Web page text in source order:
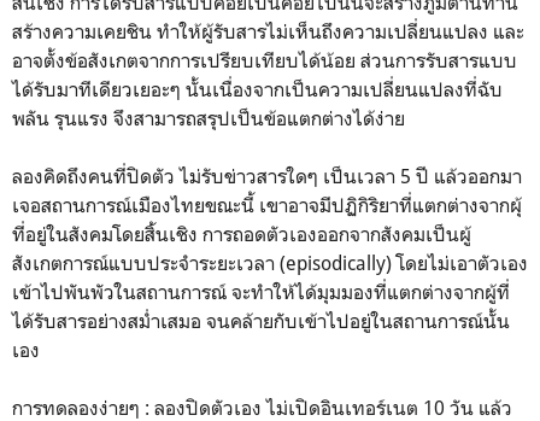
สร้างความเคยชิน ทำให้ผู้รับสารไม่เห็นถึงความเปลี่ยนแปลง และ
อาจตั้งข้อสังเกตจากการเปรียบเทียบได้น้อย ส่วนการรับสารแบบ
ได้รับมาทีเดียวเยอะๆ นั้นเนื่องจากเป็นความเปลี่ยนแปลงที่ฉับ
พลัน รุนแรง จึงสามารถสรุปเป็นข้อแตกต่างได้ง่าย
ลองคิดถึงคนที่ปิดตัว ไม่รับข่าวสารใดๆ เป็นเวลา 5 ปี แล้วออกมา
เจอสถานการณ์เมืองไทยขณะนี้ เขาอาจมีปฏิกิริยาที่แตกต่างจากผุ้
ที่อยู่ในสังคมโดยสิ้นเชิง การถอดตัวเองออกจากสังคมเป็นผู้
สังเกตการณ์แบบประจำระยะเวลา (episodically) โดยไม่เอาตัวเอง
เข้าไปพันพัวในสถานการณ์ จะทำให้ได้มุมมองที่แตกต่างจากผู้ที่
ได้รับสารอย่างสม่ำเสมอ จนคล้ายกับเข้าไปอยู่ในสถานการณ์นั้น
เอง
การทดลองง่ายๆ : ลองปิดตัวเอง ไม่เปิดอินเทอร์เนต 10 วัน แล้ว